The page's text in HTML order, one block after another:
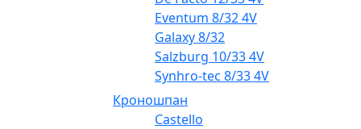
Eventum 8/32 4V
Galaxy 8/32
Salzburg 10/33 4V
Synhro-tec 8/33 4V
Кроношпан
Castello